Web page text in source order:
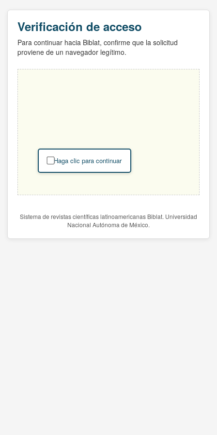
Verificación de acceso
Para continuar hacia Biblat, confirme que la solicitud
proviene de un navegador legítimo.
Haga clic para continuar
Sistema de revistas científicas latinoamericanas Biblat. Universidad
Nacional Autónoma de México.